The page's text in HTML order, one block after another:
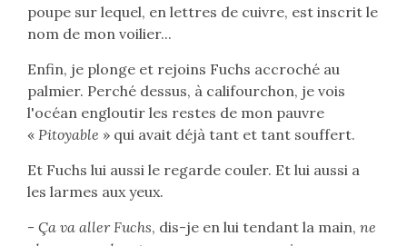
poupe sur lequel, en lettres de cuivre, est inscrit le
nom de mon voilier...
Enfin, je plonge et rejoins Fuchs accroché au
palmier. Perché dessus, à califourchon, je vois
l'océan engloutir les restes de mon pauvre
« Pitoyable » qui avait déjà tant et tant souffert.
Et Fuchs lui aussi le regarde couler. Et lui aussi a
les larmes aux yeux.
- Ça va aller Fuchs, dis-je en lui tendant la main, ne